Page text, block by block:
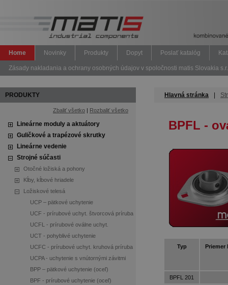
Home Novinky Produkty Dopyt Poslať katalóg
Zásady nakladania a ochrany osobných údajov v spoločnosti matis Slovakia
PRODUKTY
Zbaliť všetko | Rozbaliť všetko
Lineárne moduly a aktuátory
Guličkové a trapézové skrutky
Lineárne vedenie
Strojné súčasti
Otočné ložiská a pohony
Kĺby, kĺbové hriadele
Ložiskové telesá
UCP – pätkové uchytenie
UCF - prírubové uchyt. štvorcová príruba
UCFL - prírubové oválne uchyt.
UCT - pohyblivé uchytenie
UCFC - prírubové uchyt. kruhová príruba
UCPA - uchytenie s vnútornými závitmi
BPP – pätkové uchytenie (oceľ)
BPF - prírubové uchytenie (oceľ)
Hlavná stránka
BPFL -
Typ Priemer
BPFL 201